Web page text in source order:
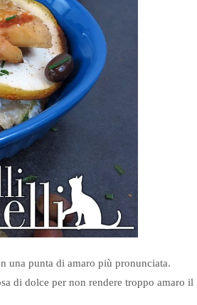
una punta di amaro più pronunciata.
di dolce per non rendere troppo amaro il